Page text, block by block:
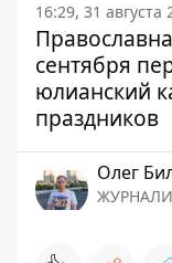
16:29, 31 августа
сентября
юлианский
праздников
Олег